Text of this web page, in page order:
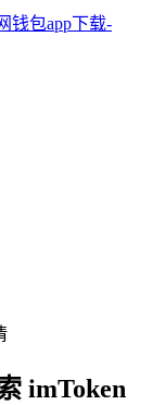
imToken